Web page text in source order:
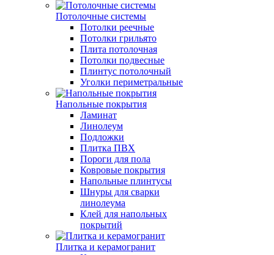
Потолочные системы
Потолки реечные
Потолки грильято
Плита потолочная
Потолки подвесные
Плинтус потолочный
Уголки периметральные
Напольные покрытия
Ламинат
Линолеум
Подложки
Плитка ПВХ
Пороги для пола
Ковровые покрытия
Напольные плинтусы
Шнуры для сварки
линолеума
Клей для напольных
покрытий
Плитка и керамогранит